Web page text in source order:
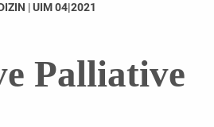
|UIM 04|2021
Palliative